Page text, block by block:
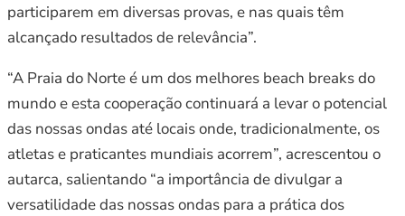
participarem em diversas provas, e nas quais têm
alcançado resultados de relevância”.
“A Praia do Norte é um dos melhores beach breaks do
mundo e esta cooperação continuará a levar o potencial
das nossas ondas até locais onde, tradicionalmente, os
atletas e praticantes mundiais acorrem”, acrescentou o
autarca, salientando “a importância de divulgar a
versatilidade das nossas ondas para a prática dos